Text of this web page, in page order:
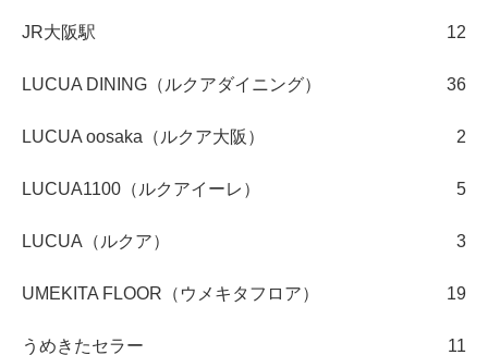
JR大阪駅 12
LUCUA DINING（ルクアダイニング） 36
LUCUA oosaka（ルクア大阪） 2
LUCUA1100（ルクアイーレ） 5
LUCUA（ルクア） 3
UMEKITA FLOOR（ウメキタフロア） 19
うめきたセラー 11